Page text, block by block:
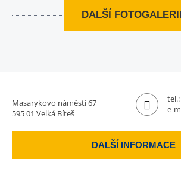
DALŠÍ
Masarykovo náměstí 67
595 01 Velká Bíteš
tel.:
e-
DALŠÍ INFORMACE